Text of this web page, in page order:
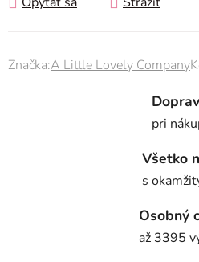
Značka:A Little Lovely Company
pri
Všetko
s
Osobný
až 3395